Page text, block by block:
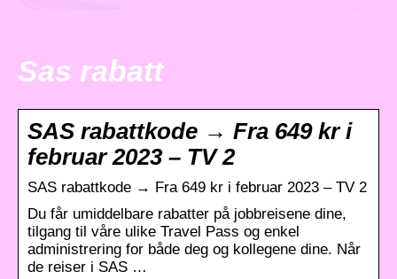
Sas rabatt
SAS rabattkode → Fra 649 kr i
februar 2023 – TV 2
SAS rabattkode → Fra 649 kr i februar 2023 – TV 2
Du får umiddelbare rabatter på jobbreisene dine,
tilgang til våre ulike Travel Pass og enkel
administrering for både deg og kollegene dine. Når
de reiser i SAS …